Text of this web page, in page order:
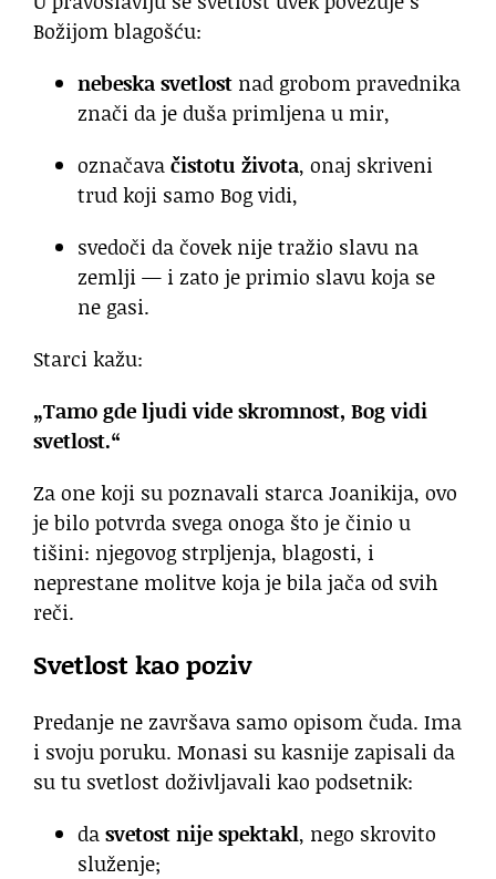
Božijom blagošću:
nebeska svetlost nad grobom pravednika
znači da je duša primljena u mir,
označavačistotu života, onaj skriveni
trud koji samo Bog vidi,
svedoči da čovek nije tražio slavu na
zemlji — i zato je primio slavu koja se
ne gasi.
Starci kažu:
„Tamo gde ljudi vide skromnost, Bog vidi
svetlost.“
Za one koji su poznavali starca Joanikija, ovo
je bilo potvrda svega onoga što je činio u
tišini: njegovog strpljenja, blagosti, i
neprestane molitve koja je bila jača od svih
reči.
Svetlost kao poziv
Predanje ne završava samo opisom čuda. Ima
i svoju poruku. Monasi su kasnije zapisali da
su tu svetlost doživljavali kao podsetnik:
dasvetost nije spektakl, nego skrovito
služenje;